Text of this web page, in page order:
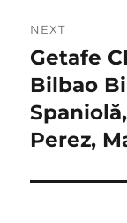
NEXT
Next
post:
Getafe
Bilbao
Perez,